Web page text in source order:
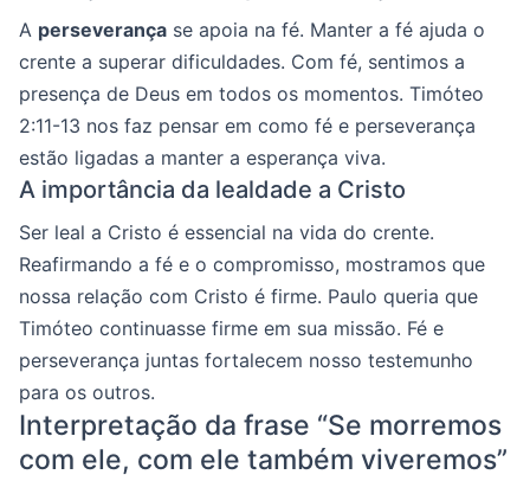
A perseverança se apoia na fé. Manter a fé ajuda o
crente a superar dificuldades. Com fé, sentimos a
presença de Deus em todos os momentos. Timóteo
2:11-13 nos faz pensar em como fé e perseverança
estão ligadas a manter a esperança viva.
A importância da lealdade a Cristo
Ser leal a Cristo é essencial na vida do crente.
Reafirmando a fé e o compromisso, mostramos que
nossa relação com Cristo é firme. Paulo queria que
Timóteo continuasse firme em sua missão. Fé e
perseverança juntas fortalecem nosso testemunho
para os outros.
Interpretação da frase “Se morremos
com ele, com ele também viveremos”